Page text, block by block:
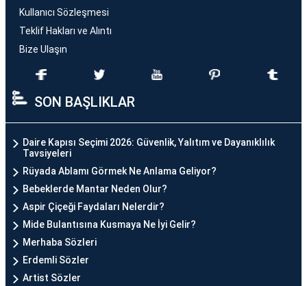
Kullanıcı Sözleşmesi
Teklif Hakları ve Alıntı
Bize Ulaşın
SON BAŞLIKLAR
Daire Kapısı Seçimi 2026: Güvenlik, Yalıtım ve Dayanıklılık
Tavsiyeleri
Rüyada Ablamı Görmek Ne Anlama Geliyor?
Bebeklerde Mantar Neden Olur?
Aspir Çiçeği Faydaları Nelerdir?
Mide Bulantısına Kusmaya Ne İyi Gelir?
Merhaba Sözleri
Erdemli Sözler
Artist Sözler